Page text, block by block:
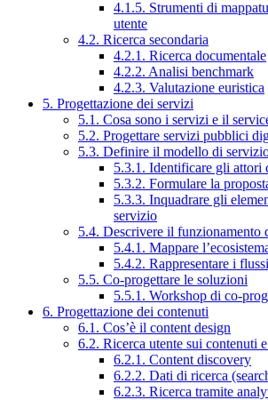
4.1.5. Strumenti di
utente
4.2. Ricerca secondaria
4.2.1. Ricerca documentale
4.2.2. Analisi benchmark
4.2.3. Valutazione euristica
5. Progettazione dei servizi
5.1. Cosa sono i servizi e il
5.2. Progettare servizi pubblici
5.3. Definire il modello di
5.3.1. Identificare gli attori
5.3.2. Formulare la
5.3.3. Inquadrare gli
servizio
5.4. Descrivere il funzionamento
5.4.1. Mappare
5.4.2. Rappresentare i
5.5. Co-progettare le soluzioni
5.5.1. Workshop di co-
6. Progettazione dei contenuti
6.1. Cos’è il content design
6.2. Ricerca utente sui contenuti
6.2.1. Content discovery
6.2.2. Dati di ricerca
6.2.3. Ricerca tramite